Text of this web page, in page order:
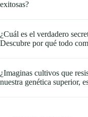
exitosas?
¿Cuál es el verdadero
Descubre por qué todo
¿Imaginas cultivos que
nuestra genética superior,